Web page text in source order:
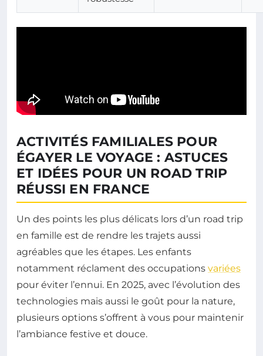
ACTIVITÉS FAMILIALES POUR
ÉGAYER LE VOYAGE : ASTUCES
ET IDÉES POUR UN ROAD TRIP
RÉUSSI EN FRANCE
Un des points les plus délicats lors d’un road trip
en famille est de rendre les trajets aussi
agréables que les étapes. Les enfants
notamment réclament des occupations variées
pour éviter l’ennui. En 2025, avec l’évolution des
technologies mais aussi le goût pour la nature,
plusieurs options s’offrent à vous pour maintenir
l’ambiance festive et douce.